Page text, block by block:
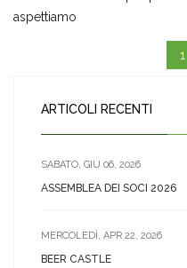
aspettiamo
1
ARTICOLI RECENTI
SABATO, GIU 06, 2026
ASSEMBLEA DEI SOCI 2026
MERCOLEDÌ, APR 22, 2026
BEER CASTLE